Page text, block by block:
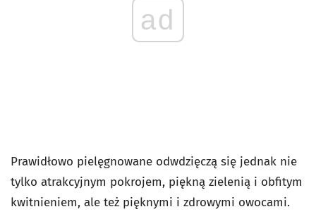
ad
Prawidłowo pielęgnowane odwdzięczą się jednak nie
tylko atrakcyjnym pokrojem, piękną zielenią i obfitym
kwitnieniem, ale też pięknymi i zdrowymi owocami.